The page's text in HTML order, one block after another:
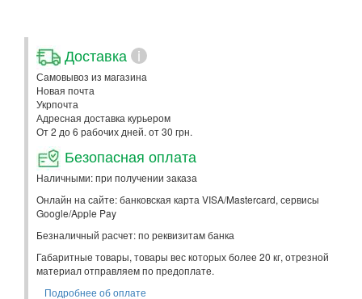
Доставка i
Самовывоз из магазина
Новая почта
Укрпочта
Адресная доставка курьером
От 2 до 6 рабочих дней. от 30 грн.
Безопасная оплата
Наличными: при получении заказа
Онлайн на сайте: банковская карта VISA/Mastercard, сервисы
Google/Apple Pay
Безналичный расчет: по реквизитам банка
Габаритные товары, товары вес которых более 20 кг, отрезной
материал отправляем по предоплате.
Подробнее об оплате